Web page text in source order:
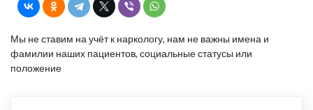
Мы не ставим на учёт к наркологу, нам не важны имена и
фамилии наших пациентов, социальные статусы или
положение